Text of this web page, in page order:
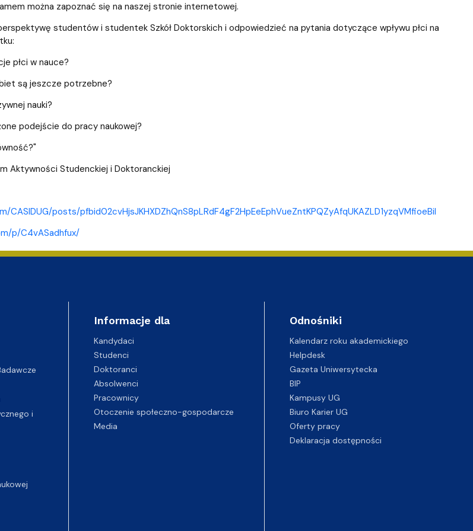
można zapoznać się na naszej stronie internetowej.
studentów i studentek Szkół Doktorskich i odpowiedzieć na pytania dotyczące wpływu płci na
płci w nauce?
są jeszcze potrzebne?
nauki?
podejście do pracy naukowej?
Aktywności Studenckiej i Doktoranckiej
posts/pfbid02cvHjsJKHXDZhQnS8pLRdF4gF2HpEeEphVueZntKPQZyAfqUKAZLD1yzqVMfioeBil
p/C4vASadhfux/
i
Informacje dla
Kandydaci
Studenci
Doktoranci
Absolwenci
Pracownicy
Otoczenie społeczno-gospodarcze
Media
Odnośniki
Kalendarz roku akademickiego
Helpdesk
Gazeta Uniwersytecka
BIP
Kampusy UG
Biuro Karier UG
Oferty pracy
Deklaracja dostępności